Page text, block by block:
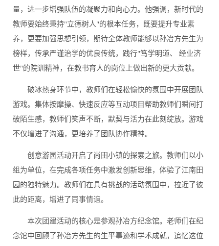
量，进一步增强队伍的凝聚力和向心力。他强调，新时代的
教师要始终秉持"立德树人"的根本任务，既要提升专业素
养，更要加强思想引领，期待全体教师能够以孙冶方先生为
榜样，传承严谨治学的优良传统，践行"笃学明道、 经业济
世"的院训精神，在教书育人的岗位上做出新的更大贡献。
破冰热身环节中，教师们在轻松愉快的氛围中开展团队
游戏。集体按摩操、快速反应等互动项目帮助教师们瞬间打
破陌生感，教师们笑声不断，默契与活力在此刻绽放。游戏
不仅增进了沟通，更培养了团队协作精神。
创意游园活动开启了尚田小镇的探索之旅。教师们以小
组为单位，在完成各项任务中激发创新思维，体验了江南田
园的独特魅力。教师们在具有挑战的活动氛围中，拉近了彼
此的距离，增进了同事情谊。
本次团建活动的核心是参观孙冶方纪念馆。老师们在纪
念馆中回顾了孙冶方先生的生平事迹和学术成就，追忆这位